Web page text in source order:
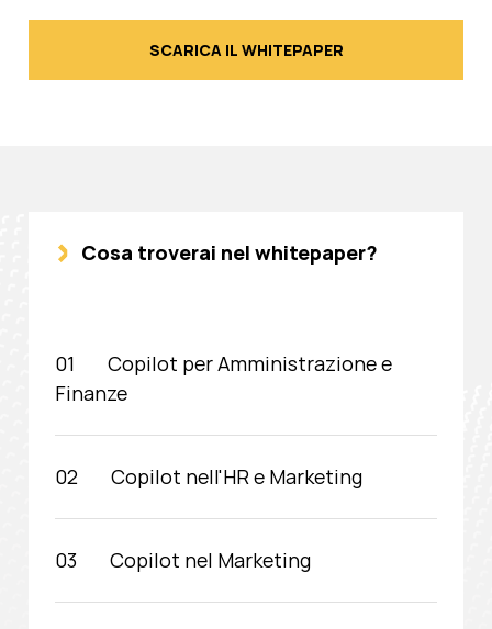
Cosa troverai nel whitepaper?
Copilot per Amministrazione e
Finanze
Copilot nell'HR e Marketing
Copilot nel Marketing